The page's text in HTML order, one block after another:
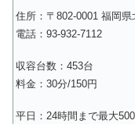
住所：〒802-0001 福岡
電話：93-932-7112
収容台数：453台
料金：30分/150円
平日：24時間まで最大